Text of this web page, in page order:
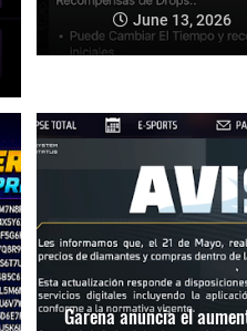
June 13, 2026
Garena anuncia el